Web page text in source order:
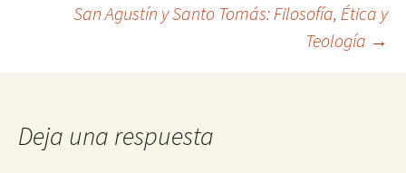
entradas
San Agustín y Santo Tomás: Filosofía, Ética y
Teología →
Deja una respuesta